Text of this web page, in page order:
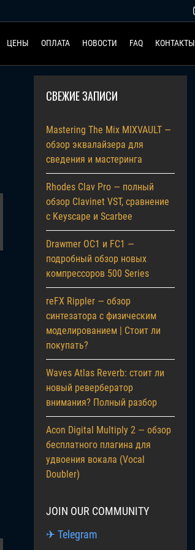
ЦЕНЫ ОПЛАТА НОВОСТИ FAQ КОНТАКТЫ
СВЕЖИЕ ЗАПИСИ
Mastering The Mix MIXVAULT —
обзор эквалайзера для
сведения и мастеринга
Rhodes Clav Pro — полный
обзор Clavinet VST, сравнение
с Keyscape и Scarbee
Drawmer OC1 и FC1 —
подробный обзор новых
компрессоров 500 Series
reFX Rippler — обзор
синтезатора с физическим
моделированием | Стоит ли
покупать?
Waves Atlas Reverb: стоит ли
новый ревербератор
внимания? Полный разбор
Acon Digital Multiply 2 — обзор
бесплатного плагина для
удвоения вокала (Vocal
Doubler)
JOIN OUR COMMUNITY
✈ Telegram